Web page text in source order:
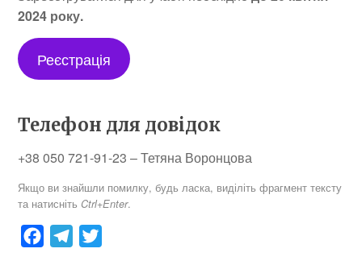
2024 року.
Реєстрація
Телефон для довідок
+38 050 721-91-23 – Тетяна Воронцова
Якщо ви знайшли помилку, будь ласка, виділіть фрагмент тексту
та натисніть Ctrl+Enter.